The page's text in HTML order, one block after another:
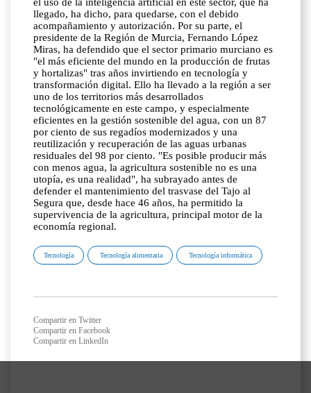
llegado, ha dicho, para quedarse, con el debido
acompañamiento y autorización. Por su parte, el
presidente de la Región de Murcia, Fernando López
Miras, ha defendido que el sector primario murciano es
"el más eficiente del mundo en la producción de frutas
y hortalizas" tras años invirtiendo en tecnología y
transformación digital. Ello ha llevado a la región a ser
uno de los territorios más desarrollados
tecnológicamente en este campo, y especialmente
eficientes en la gestión sostenible del agua, con un 87
por ciento de sus regadíos modernizados y una
reutilización y recuperación de las aguas urbanas
residuales del 98 por ciento. "Es posible producir más
con menos agua, la agricultura sostenible no es una
utopía, es una realidad", ha subrayado antes de
defender el mantenimiento del trasvase del Tajo al
Segura que, desde hace 46 años, ha permitido la
supervivencia de la agricultura, principal motor de la
economía regional.
Tecnología Tecnología alimentaria Tecnología informática
Compartir en Twitter
Compartir en Facebook
Compartir en LinkedIn